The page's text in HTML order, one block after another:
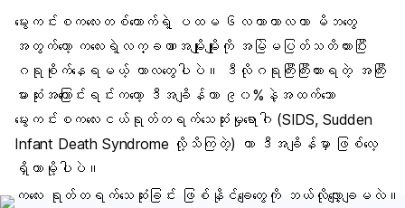
မွေးကင်းစကလေးတစ်ယောက်ရဲ့ ပထမ ၆လတာကာလဟာ မိဘတွေ
အတွက်တော့ ကလေးရဲ့လက္ခဏာအမျိုးမျိုးကို အမြဲမပြတ်သတိထားပြီး
ဂရုစိုက်နေရမယ့် ကာလတွေပါပဲ။ ဒီလိုဂရုကြီးကြီးထားရတဲ့ အကြီး
မားဆုံးအကြောင်းရင်းကတော့ ဒီအချိန်ဟာ ၉၀%နဲ့အထက်သော
မွေးကင်းစကလေးငယ်ရုတ်တရက်သေဆုံးမှုရောဂါ (SIDS, Sudden
Infant Death Syndrome လို့သိကြတဲ့) ဟာ ဒီအချိန်မှာ ဖြစ်လေ့
ရှိတာမို့ပါပဲ။